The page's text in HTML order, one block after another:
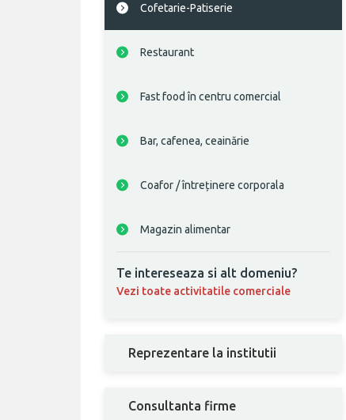
Cofetarie-Patiserie
Restaurant
Fast food în centru comercial
Bar, cafenea, ceainărie
Coafor / întreținere corporala
Magazin alimentar
Te intereseaza si alt domeniu?
Vezi toate activitatile comerciale
Reprezentare la institutii
Consultanta firme